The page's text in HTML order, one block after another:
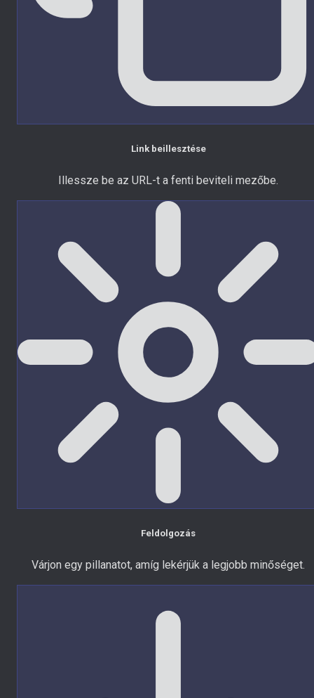
Link beillesztése
Illessze be az URL-t a fenti beviteli mezőbe.
Feldolgozás
Várjon egy pillanatot, amíg lekérjük a legjobb minőséget.